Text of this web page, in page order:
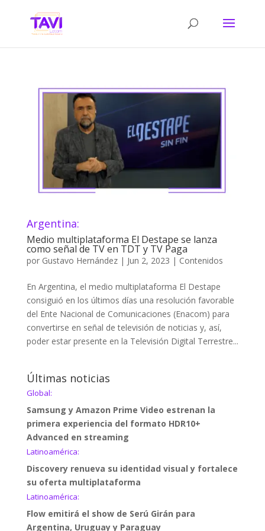
Argentina:
Medio multiplataforma El Destape se lanza
como señal de TV en TDT y TV Paga
por Gustavo Hernández| Jun 2, 2023 | Contenidos
En Argentina, el medio multiplataforma El Destape
consiguió en los últimos días una resolución favorable
del Ente Nacional de Comunicaciones (Enacom) para
convertirse en señal de televisión de noticias y, así,
poder estar presente en la Televisión Digital Terrestre...
Últimas noticias
Global:
Samsung y Amazon Prime Video estrenan la
primera experiencia del formato HDR10+
Advanced en streaming
Latinoamérica:
Discovery renueva su identidad visual y fortalece
su oferta multiplataforma
Latinoamérica:
Flow emitirá el show de Serú Girán para
Argentina, Uruguay y Paraguay